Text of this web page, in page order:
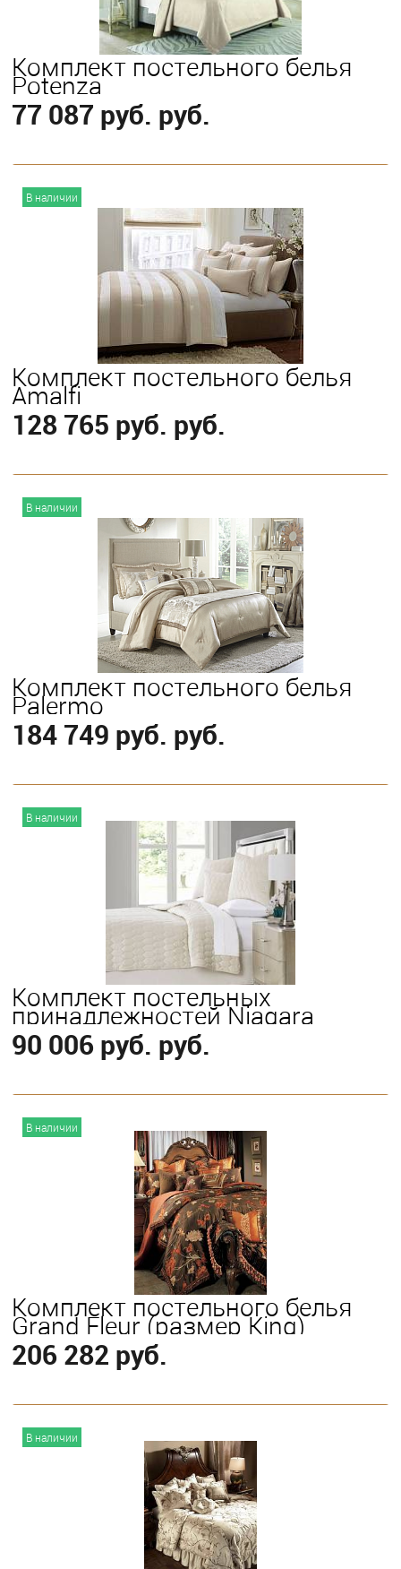
Комплект постельного белья
Potenza
77 087 руб. руб.
Queen
В наличии
Комплект постельного белья
Amalfi
128 765 руб. руб.
Queen
В наличии
Комплект постельного белья
Palermo
184 749 руб. руб.
В корзину
В наличии
Комплект постельных
принадлежностей Niagara
90 006 руб. руб.
В корзину
Queen
В наличии
Комплект постельного белья
Grand Fleur (размер King)
206 282 руб.
В корзину
В наличии